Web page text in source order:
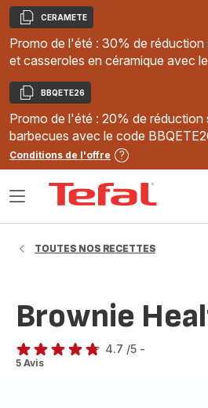
Copier
CERAMETE
Promo de l'été : 30% de
et casseroles en céramique avec
Copier
BBQETE26
Promo de l'été : 20% de réduction
barbecues avec le code
Conditions de l'offre
Ouvrir
TOUTES NOS RECETTES
Brownie
ratings.4.7
4.7 /5 -
5 Avis